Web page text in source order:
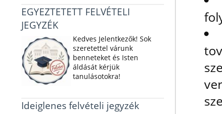
EGYEZTETETT FELVÉTELI
JEGYZÉK
Kedves Jelentkezők! Sok
szeretettel várunk
benneteket és Isten
áldását kérjük
tanulásotokra!
Ideiglenes felvételi jegyzék